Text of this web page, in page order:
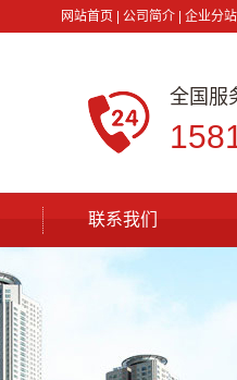
网站首页 公司简介 企业分站
全国服
联系我们